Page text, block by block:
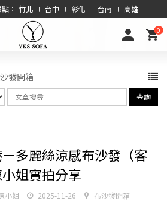
點： 竹北 ∣ 台中 ∣ 彰化 ∣ 台南 ∣ 高雄
0
發開箱
查詢
多麗絲涼感布沙發（客
姐實拍分享
小姐 2025-11-26 布沙發開箱